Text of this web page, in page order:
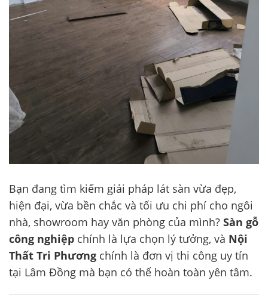
Bạn đang tìm kiếm giải pháp lát sàn vừa đẹp,
hiện đại, vừa bền chắc và tối ưu chi phí cho ngôi
nhà, showroom hay văn phòng của mình? Sàn gỗ
công nghiệp chính là lựa chọn lý tưởng, và Nội
Thất Tri Phương chính là đơn vị thi công uy tín
tại Lâm Đồng mà bạn có thể hoàn toàn yên tâm.